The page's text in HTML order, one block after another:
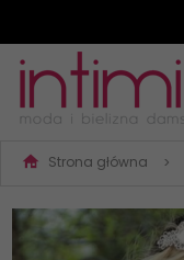
Strona główna